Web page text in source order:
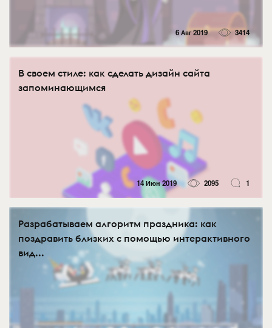
6 Авг 2019 3414
В своем стиле: как сделать дизайн сайта
запоминающимся
14 Июн 2019 2095 1
Разрабатываем алгоритм праздника: как
поздравить близких с помощью интерактивного
вид...